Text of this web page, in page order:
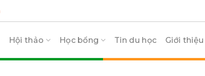
Hội thảo Học bổng Tin du học Giới thiệu